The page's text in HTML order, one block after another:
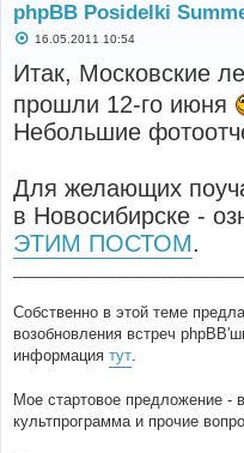
phpBB Posidelki
С
б
е
и
16.05.2011 10:54
Итак, Московские
прошли 12-го июня
Небольшие
Для желающих
в Новосибирске -
ЭТИМ ПОСТОМ.
Собственно в этой теме
возобновления встреч
информация тут.
Мое стартовое предложение -
культпрограмма и прочие